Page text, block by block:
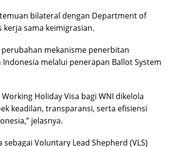
bilateral dengan Department of
sama keimigrasian.
mekanisme penerbitan
melalui penerapan Ballot System
Holiday Visa bagi WNI dikelola
keadilan, transparansi, serta efisiensi
jelasnya.
Voluntary Lead Shepherd (VLS)